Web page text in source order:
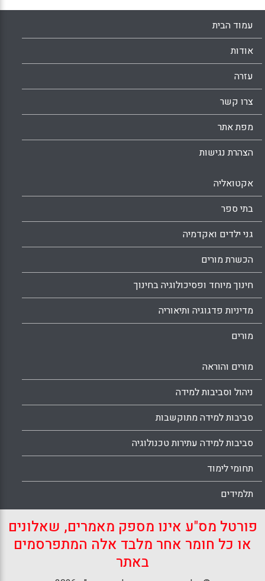
ההקניה הישירה של "ההשכלה המעשירה", היינו,
זו המוקנית על ידי מורים שתחומי ההשכלה
המעשירה היא מתחום התמחותם המקצועית, על
בתחומים אחרים (כגון מורי מדעים המשתמשים
רעיונותיהם, וכן שההעשרה העיקרית, הן מצד מורי
המכללה והן מצד בוגריה, נעזרת בתחומי הספרות,
המקרא, הלשון – יותר מאשר בתקשורת על
ממדיה: הטלוויזיה, העיתונות והתקשורת
הבין-אישית. (שמאי גלנדר)
עמוד הבית
אודות
עזרה
צרו קשר
מפת אתר
הצהרת נגישות
אקטואליה
בתי ספר
גני ילדים ואקדמיה
הכשרת מורים
חינוך מיוחד ופסיכולוגיה בחינוך
מדיניות פדגוגיה ותיאוריה
מורים
מורים והוראה
ניהול וסביבות למידה
סביבות למידה מתוקשבות
סביבות למידה עתירות טכנולוגיה
תחומי לימוד
תלמידים
פורטל מס"ע אינו מספק מאמרים, שאלונים
או כל חומר אחר מלבד אלה המתפרסמים
באתר